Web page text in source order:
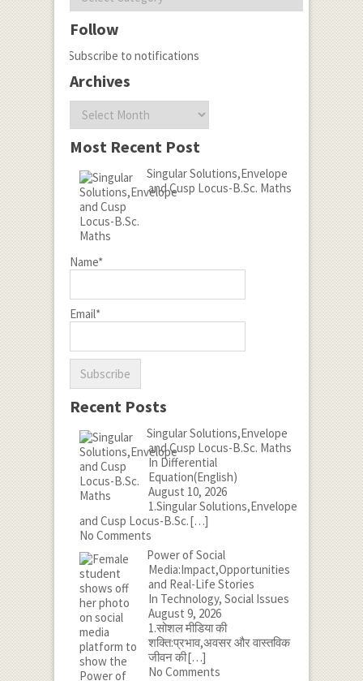
Follow
Subscribe to notifications
Archives
Archives
Most Recent Post
Singular Solutions,Envelope
and Cusp Locus-B.Sc. Maths
Name*
Email*
Recent Posts
Singular Solutions,Envelope
and Cusp Locus-B.Sc. Maths
In Differential
Equation(English)
August 10, 2026
1.Singular Solutions,Envelope
and Cusp Locus-B.Sc.[…]
No Comments
Power of Social
Media:Impact,Opportunities
and Real-Life Stories
In Technology, Social Issues
August 9, 2026
1.सोशल मीडिया की
शक्ति:प्रभाव,अवसर और वास्तविक
जीवन की[…]
No Comments